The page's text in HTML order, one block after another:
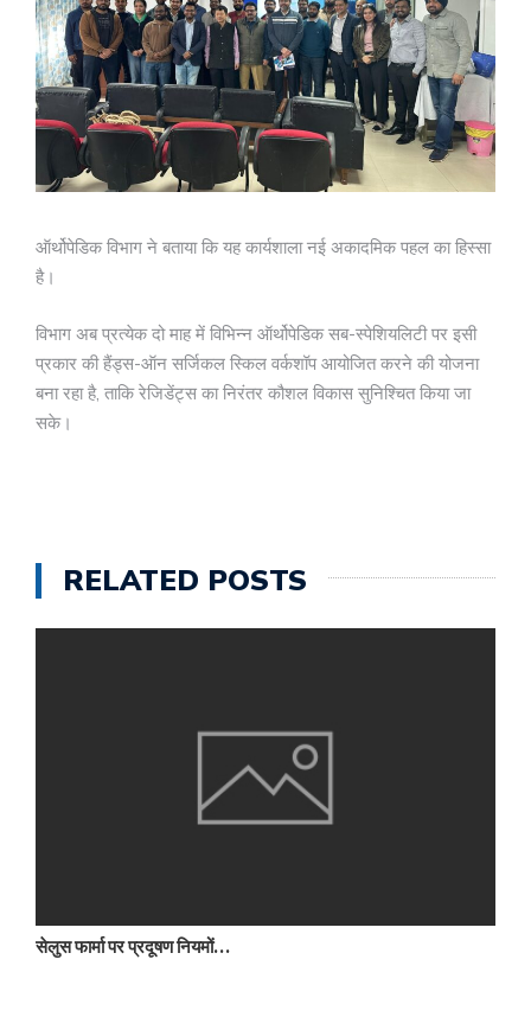
ऑर्थोपेडिक विभाग ने बताया कि यह कार्यशाला नई अकादमिक पहल का हिस्सा
है।
विभाग अब प्रत्येक दो माह में विभिन्न ऑर्थोपेडिक सब-स्पेशियलिटी पर इसी
प्रकार की हैंड्स-ऑन सर्जिकल स्किल वर्कशॉप आयोजित करने की योजना
बना रहा है, ताकि रेजिडेंट्स का निरंतर कौशल विकास सुनिश्चित किया जा
सके।
RELATED POSTS
सेलुस फार्मा पर प्रदूषण नियमों…